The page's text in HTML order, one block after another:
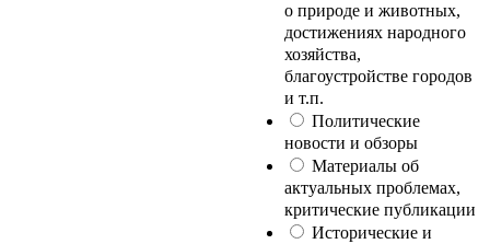
о природе и животных,
достижениях народного
хозяйства,
благоустройстве городов
и т.п.
Политические
новости и обзоры
Материалы об
актуальных проблемах,
критические публикации
Исторические и